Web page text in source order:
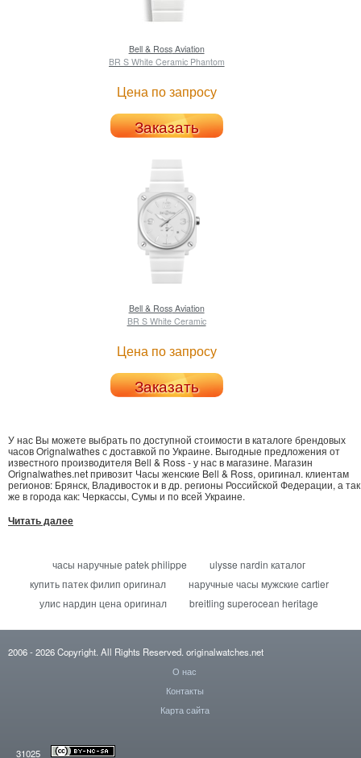
Bell & RossAviation
BR S White Ceramic Phantom
Цена по запросу
Заказать
Bell & RossAviation
BR S White Ceramic
Цена по запросу
Заказать
У нас Вы можете выбрать по доступной стоимости в каталоге брендовых
часов Orignalwathes с доставкой по Украине. Выгодные предложения от
известного производителя Bell & Ross - у нас в магазине. Магазин
Orignalwathes.net привозит Часы женские Bell & Ross, оригинал. клиентам
регионов: Брянск, Владивосток и в др. регионы Российской Федерации, а так
же в города как: Черкассы, Сумы и по всей Украине.
Читать далее
часы наручные patek philippe
ulysse nardin каталог
купить патек филип оригинал
наручные часы мужские cartier
улис нардин цена оригинал
breitling superocean heritage
2006- 2026Copyright. All Rights Reserved. originalwatches.net
О нас
Контакты
Карта сайта
31025